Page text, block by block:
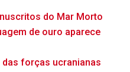
do Mar Morto
de ouro aparece
forças ucranianas